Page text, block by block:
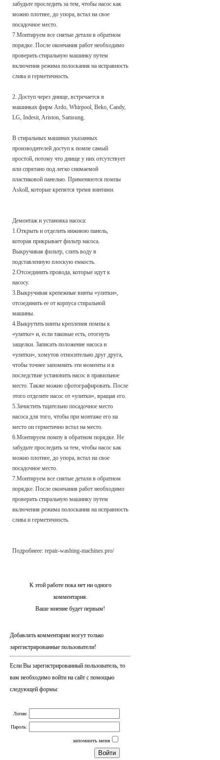
забудьте проследить за тем, чтобы насос как
можно плотнее, до упора, встал на свое
посадочное место.
7.Монтируем все снятые детали в обратном
порядке. После окончания работ необходимо
проверить стиральную машинку путем
включения режима полоскания на исправность
слива и герметичность.
2. Доступ через днище, встречается в
машинках фирм Ardo, Whirpool, Beko, Candy,
LG, Indesit, Ariston, Samsung.
В стиральных машинах указанных
производителей доступ к помпе самый
простой, потому что днище у них отсутствует
или спрятано под легко снимаемой
пластиковой панелью. Применяются помпы
Askoll, которые крепятся тремя винтами.
Демонтаж и установка насоса:
1.Открыть и отделить нижнюю панель,
которая прикрывает фильтр насоса.
Выкручивая фильтр, слить воду в
подставленную плоскую емкость.
2.Отсоединить провода, которые идут к
насосу.
3.Выкручивая крепежные винты «улитки»,
отсоединить ее от корпуса стиральной
машины.
4.Выкрутить винты крепления помпы к
«улитке» и, если таковые есть, отогнуть
защелки. Записать положение насоса и
«улитки», хомутов относительно друг друга,
чтобы точнее запомнить эти моменты и в
последствие установить насос в правильное
место. Также можно сфотографировать. После
этого отделите насос от «улитки», вращая его.
5.Зачистить тщательно посадочное место
насоса для того, чтобы при монтаже его на
место он герметично встал на место.
6.Монтируем помпу в обратном порядке. Не
забудьте проследить за тем, чтобы насос как
можно плотнее, до упора, встал на свое
посадочное место.
7.Монтируем все снятые детали в обратном
порядке. После окончания работ необходимо
проверить стиральную машинку путем
включения режима полоскания на исправность
слива и герметичность.
Подробнеее: repair-washing-machines.pro/
К этой работе пока нет ни одного
комментария.
Ваше мнение будет первым!
Добавлять комментарии могут только
зарегистрированные пользователи!
Если Вы зарегистрированный пользователь, то
вам необходимо войти на сайт с помощью
следующей формы:
Логин:
Пароль:
запомнить меня